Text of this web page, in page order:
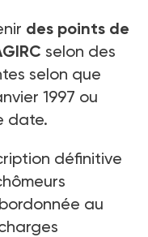
des points de
selon des
selon que
1997 ou
date.
définitive
au